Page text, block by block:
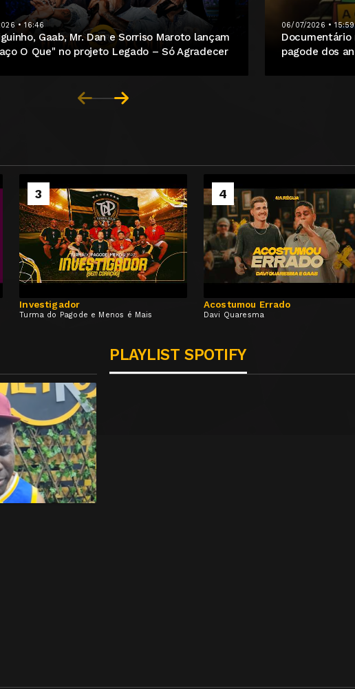
• 16:46
Gaab, Mr. Dan e Sorriso Maroto lançam
O Que" no projeto Legado – Só Agradecer
06/07/2026 • 15:59
pagode dos
3
Investigador
Turma do Pagode e Menos é Mais
4
Acostumou Errado
Davi Quaresma
PLAYLIST SPOTIFY